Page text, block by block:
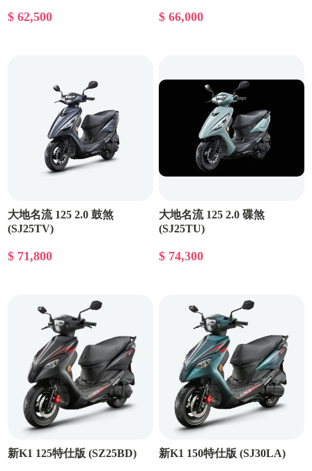
$ 62,500 $ 66,000
大地名流 125 2.0 鼓煞
(SJ25TV)
$ 71,800
大地名流 125 2.0 碟煞
(SJ25TU)
$ 74,300
新K1 125特仕版 (SZ25BD) 新K1 150特仕版 (SJ30LA)